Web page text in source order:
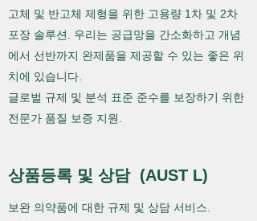
고체 및 반고체 제형을 위한 고용량 1차 및 2차
포장 솔루션. 우리는 공급망을 간소화하고 개념
에서 선반까지 완제품을 제공할 수 있는 좋은 위
치에 있습니다.
글로벌 규제 및 분석 표준 준수를 보장하기 위한
전문가 품질 보증 지원.
상품등록 및 상담 (AUST L)
보완 의약품에 대한 규제 및 상담 서비스.